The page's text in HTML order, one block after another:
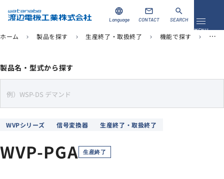
メニュ
MENU
製品を探す
language
Language
mail
CONTACT
search
SEARCH
ホーム chevron_right 製品を探す chevron_right 生産終了・取扱終了 chevron_right 機能で探す chevron_right 信号
製品名・型式から探す
e
WVPシリーズ 信号変換器 生産終了・取扱終了
WVP-PGA 生産終了